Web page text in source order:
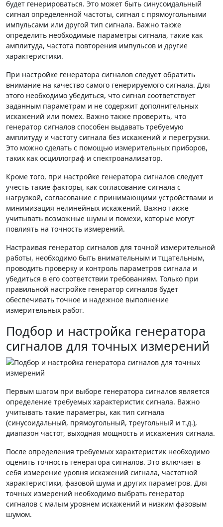
будет генерироваться. Это может быть синусоидальный
сигнал определенной частоты, сигнал с прямоугольными
импульсами или другой тип сигнала. Важно также
определить необходимые параметры сигнала, такие как
амплитуда, частота повторения импульсов и другие
характеристики.
При настройке генератора сигналов следует обратить
внимание на качество самого генерируемого сигнала. Для
этого необходимо убедиться, что сигнал соответствует
заданным параметрам и не содержит дополнительных
искажений или помех. Важно также проверить, что
генератор сигналов способен выдавать требуемую
амплитуду и частоту сигнала без искажений и перегрузки.
Это можно сделать с помощью измерительных приборов,
таких как осциллограф и спектроанализатор.
Кроме того, при настройке генератора сигналов следует
учесть такие факторы, как согласование сигнала с
нагрузкой, согласование с принимающими устройствами и
минимизация нелинейных искажений. Важно также
учитывать возможные шумы и помехи, которые могут
повлиять на точность измерений.
Настраивая генератор сигналов для точной измерительной
работы, необходимо быть внимательным и тщательным,
проводить проверку и контроль параметров сигнала и
убедиться в его соответствии требованиям. Только при
правильной настройке генератор сигналов будет
обеспечивать точное и надежное выполнение
измерительных работ.
Подбор и настройка генератора
сигналов для точных измерений
Первым шагом при выборе генератора сигналов является
определение требуемых характеристик сигнала. Важно
учитывать такие параметры, как тип сигнала
(синусоидальный, прямоугольный, треугольный и т.д.),
диапазон частот, выходная мощность и искажения сигнала.
После определения требуемых характеристик необходимо
оценить точность генератора сигналов. Это включает в
себя измерение уровня искажений сигнала, частотной
характеристики, фазовой шума и других параметров. Для
точных измерений необходимо выбрать генератор
сигналов с малым уровнем искажений и низким фазовым
шумом.